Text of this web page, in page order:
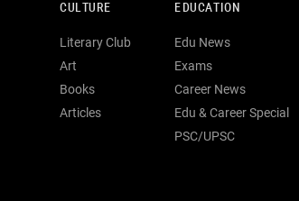
CULTURE
Literary Club
Art
Books
Articles
EDUCATION
Edu News
Exams
Career News
Edu & Career Special
PSC/UPSC